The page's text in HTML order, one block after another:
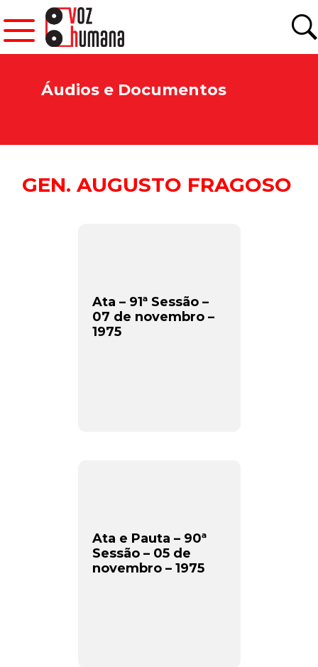
Áudios e Documentos
GEN. AUGUSTO FRAGOSO
Ata – 91ª Sessão –
07 de novembro –
1975
Ata e Pauta – 90ª
Sessão – 05 de
novembro – 1975
CADASTRAR